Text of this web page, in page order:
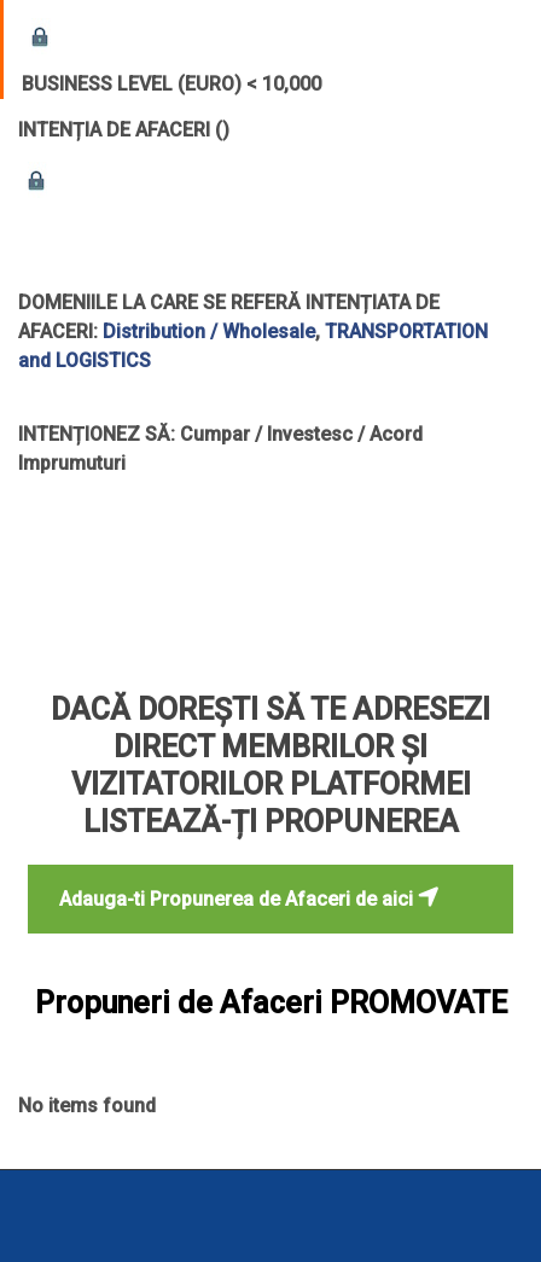
BUSINESS LEVEL (EURO) < 10,000
INTENȚIA DE AFACERI ()
DOMENIILE LA CARE SE REFERĂ INTENȚIATA DE
AFACERI: Distribution / Wholesale, TRANSPORTATION
and LOGISTICS
INTENȚIONEZ SĂ: Cumpar / Investesc / Acord
Imprumuturi
DACĂ DOREȘTI SĂ TE ADRESEZI
DIRECT MEMBRILOR ȘI
VIZITATORILOR PLATFORMEI
LISTEAZĂ-ȚI PROPUNEREA
Adauga-ti Propunerea de Afaceri de aici
Propuneri de Afaceri PROMOVATE
No items found